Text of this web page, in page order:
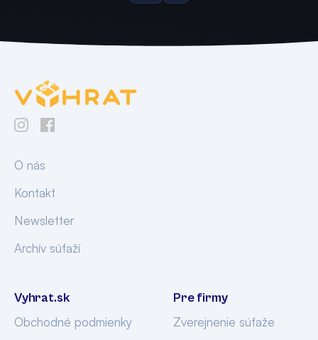
O nás
Kontakt
Newsletter
Archív súťaží
Vyhrat.sk
Obchodné podmienky
Pre firmy
Zverejnenie súťaže